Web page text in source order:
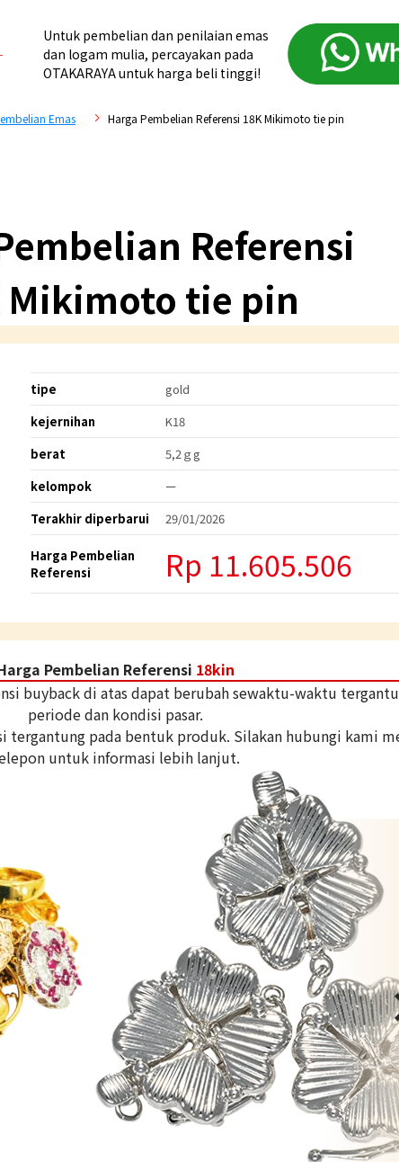
Untuk pembelian dan penilaian emas
dan logam mulia, percayakan pada
OTAKARAYA untuk harga beli tinggi!
Emas Harga Pembelian Referensi 18K Mikimoto tie pin
Referensi
Mikimoto tie pin
tipe
gold
kejernihan
K18
berat
5,2ｇg
kelompok
ー
Terakhir diperbarui
29/01/2026
Harga Pembelian
Referensi
Rp 11.605.506
Pembelian Referensi 18kin
buyback di atas dapat berubah sewaktu-waktu
periode dan kondisi pasar.
tergantung pada bentuk produk. Silakan hubungi kami
untuk informasi lebih lanjut.